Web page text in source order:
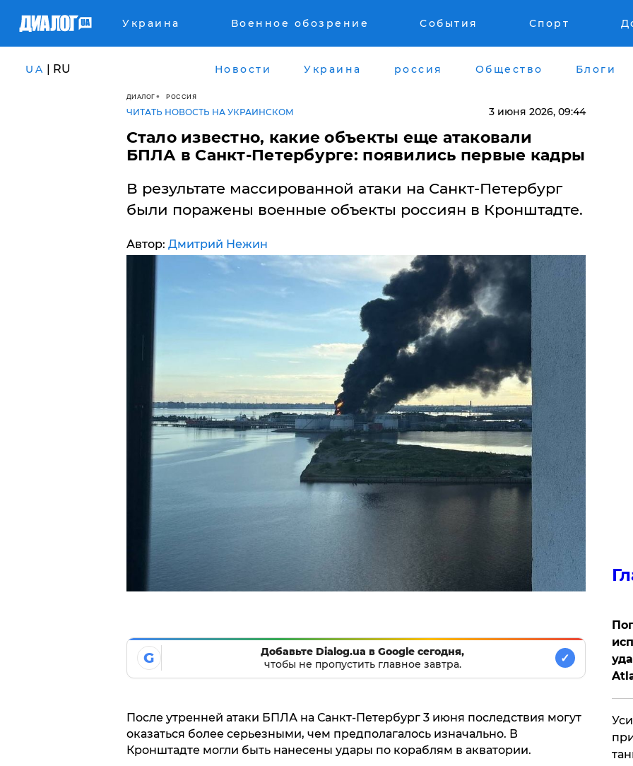
Украина Военное обозрение События Спорт
UA | RU Новости Украина россия Общество Блоги
ДИАЛОГ РОССИЯ
ЧИТАТЬ НОВОСТЬ НА УКРАИНСКОМ 3 июня 2026, 09:44
Стало известно, какие объекты еще атаковали
БПЛА в Санкт-Петербурге: появились первые кадры
В результате массированной атаки на Санкт-Петербург
были поражены военные объекты россиян в Кронштадте.
Автор: Дмитрий Нежин
G
Добавьте Dialog.ua в Google сегодня,
чтобы не пропустить главное завтра.
✓
После утренней атаки БПЛА на Санкт-Петербург 3 июня последствия могут
оказаться более серьезными, чем предполагалось изначально. В
Кронштадте могли быть нанесены удары по кораблям в акватории.